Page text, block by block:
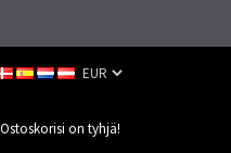
Ostoskorisi on tyhjä!